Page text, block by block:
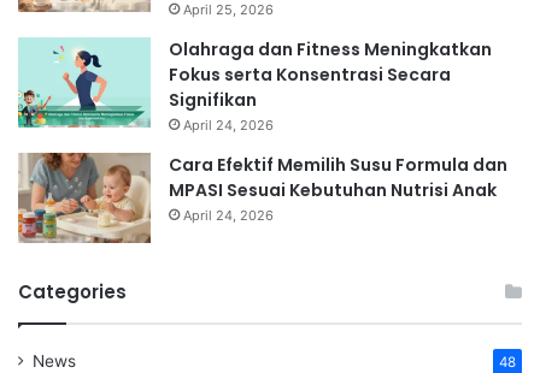
April 25, 2026
Olahraga dan Fitness Meningkatkan
Fokus serta Konsentrasi Secara
Signifikan
April 24, 2026
Cara Efektif Memilih Susu Formula dan
MPASI Sesuai Kebutuhan Nutrisi Anak
April 24, 2026
Categories
News 48